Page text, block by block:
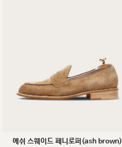
에쉬 스웨이드 페니로퍼(ash brown)